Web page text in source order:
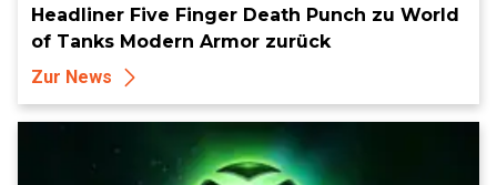
Headliner Five Finger Death Punch zu World
of Tanks Modern Armor zurück
Zur News